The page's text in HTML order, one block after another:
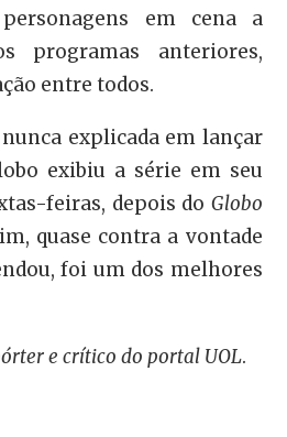
em cena a
programas anteriores,
entre todos.
explicada em lançar
exibiu a série em seu
feiras, depois do Globo
quase contra a vontade
foi um dos melhores
e crítico do portal UOL.